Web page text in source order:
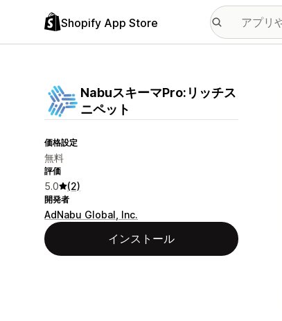
Shopify App Store
NabuスキーマPro:リッチス
ニペット
価格設定
無料
評価
5.0 (2)
開発者
AdNabu Global, Inc.
インストール